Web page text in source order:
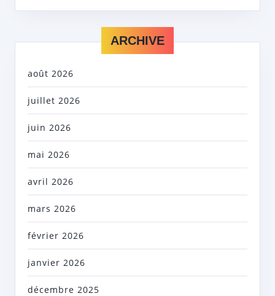
ARCHIVE
août 2026
juillet 2026
juin 2026
mai 2026
avril 2026
mars 2026
février 2026
janvier 2026
décembre 2025